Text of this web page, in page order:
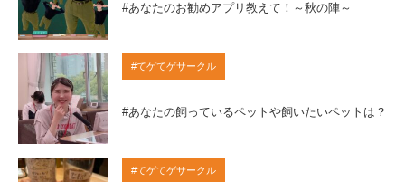
#あなたのお勧めアプリ教えて！～秋の陣～
#てゲてゲサークル
#あなたの飼っているペットや飼いたいペットは？
#てゲてゲサークル